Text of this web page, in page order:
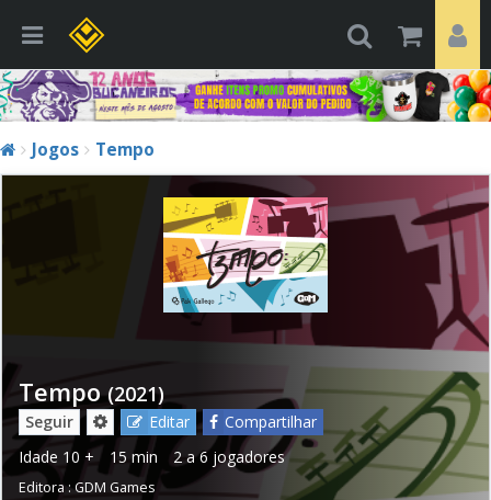
Jogos Tempo
Tempo (2021)
Seguir Editar
Compartilhar
Idade 10 + 15 min 2 a 6 jogadores
Editora :GDM Games